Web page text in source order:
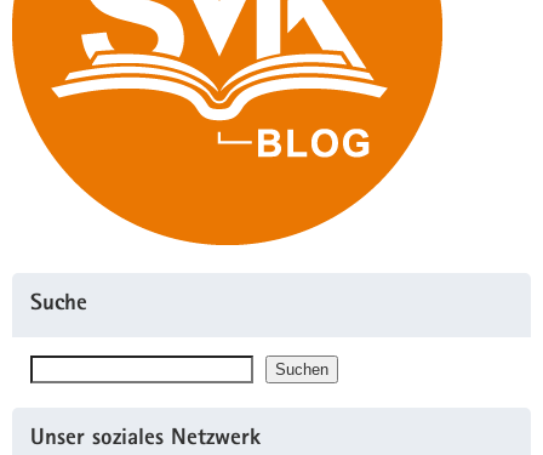
Suche
Suchen Suchen
Unser soziales Netzwerk